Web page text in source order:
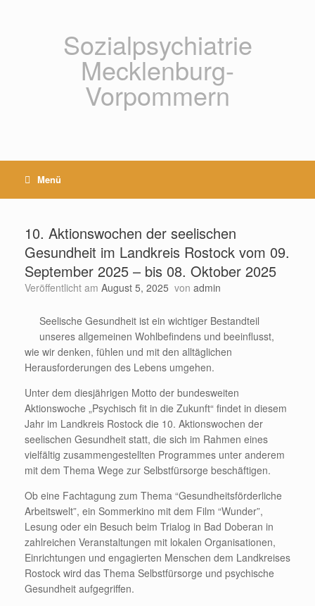
Sozialpsychiatrie
Mecklenburg-
Vorpommern
Menü
10. Aktionswochen der seelischen
Gesundheit im Landkreis Rostock vom 09.
September 2025 – bis 08. Oktober 2025
Veröffentlicht am August 5, 2025 von admin
Seelische Gesundheit ist ein wichtiger Bestandteil
unseres allgemeinen Wohlbefindens und beeinflusst,
wie wir denken, fühlen und mit den alltäglichen
Herausforderungen des Lebens umgehen.
Unter dem diesjährigen Motto der bundesweiten
Aktionswoche „Psychisch fit in die Zukunft“ findet in diesem
Jahr im Landkreis Rostock die 10. Aktionswochen der
seelischen Gesundheit statt, die sich im Rahmen eines
vielfältig zusammengestellten Programmes unter anderem
mit dem Thema Wege zur Selbstfürsorge beschäftigen.
Ob eine Fachtagung zum Thema “Gesundheitsförderliche
Arbeitswelt”, ein Sommerkino mit dem Film “Wunder”,
Lesung oder ein Besuch beim Trialog in Bad Doberan in
zahlreichen Veranstaltungen mit lokalen Organisationen,
Einrichtungen und engagierten Menschen dem Landkreises
Rostock wird das Thema Selbstfürsorge und psychische
Gesundheit aufgegriffen.